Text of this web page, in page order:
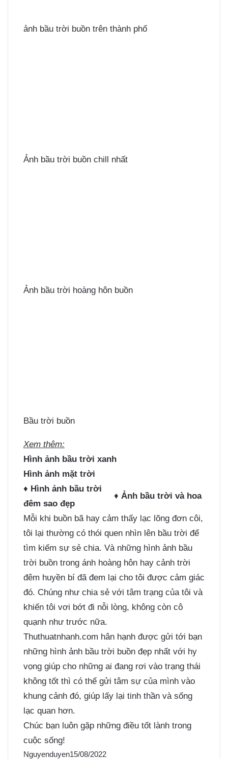
ảnh bầu trời buồn trên thành phố
Ảnh bầu trời buồn chill nhất
Ảnh bầu trời hoàng hôn buồn
Bầu trời buồn
Xem thêm:
Hình ảnh bầu trời xanh
Hình ảnh mặt trời
♦ Hình ảnh bầu trời
đêm sao đẹp
♦ Ảnh bầu trời và hoa
Mỗi khi buồn bã hay cảm thấy lạc lõng đơn côi,
tôi lại thường có thói quen nhìn lên bầu trời để
tìm kiếm sự sẻ chia. Và những hình ảnh bầu
trời buồn trong ánh hoàng hôn hay cảnh trời
đêm huyền bí đã đem lại cho tôi được cảm giác
đó. Chúng như chia sẻ với tâm trạng của tôi và
khiến tôi vơi bớt đi nỗi lòng, không còn cô
quạnh như trước nữa.
Thuthuatnhanh.com hân hạnh được gửi tới bạn
những hình ảnh bầu trời buồn đẹp nhất với hy
vọng giúp cho những ai đang rơi vào trạng thái
không tốt thì có thể gửi tâm sự của mình vào
khung cảnh đó, giúp lấy lại tinh thần và sống
lạc quan hơn.
Chúc bạn luôn gặp những điều tốt lành trong
cuộc sống!
Nguyenduyen15/08/2022